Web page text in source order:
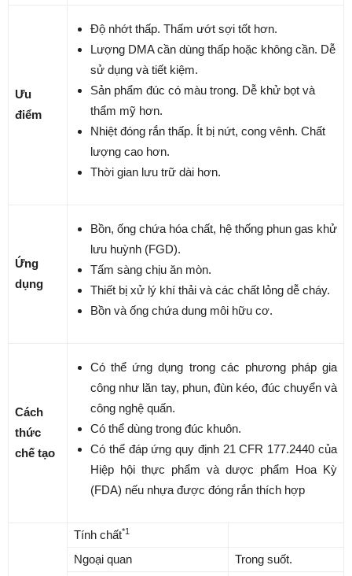
Ưu
điểm
Độ nhớt thấp. Thấm ướt sợi tốt hơn.
Lượng DMA cần dùng thấp hoặc không cần. Dễ
sử dụng và tiết kiệm.
Sản phẩm đúc có màu trong. Dễ khử bọt và
thẩm mỹ hơn.
Nhiệt đóng rắn thấp. Ít bị nứt, cong vênh. Chất
lượng cao hơn.
Thời gian lưu trữ dài hơn.
Ứng
dụng
Bồn, ống chứa hóa chất, hệ thống phun gas khử
lưu huỳnh (FGD).
Tấm sàng chịu ăn mòn.
Thiết bị xử lý khí thải và các chất lỏng dễ cháy.
Bồn và ống chứa dung môi hữu cơ.
Cách
thức
chế tạo
Có thể ứng dụng trong các phương pháp gia
công như lăn tay, phun, đùn kéo, đúc chuyển và
công nghệ quấn.
Có thể dùng trong đúc khuôn.
Có thể đáp ứng quy định 21 CFR 177.2440 của
Hiệp hội thực phẩm và dược phẩm Hoa Kỳ
(FDA) nếu nhựa được đóng rắn thích hợp
Tính chất*1
Ngoại quan
Trong suốt.